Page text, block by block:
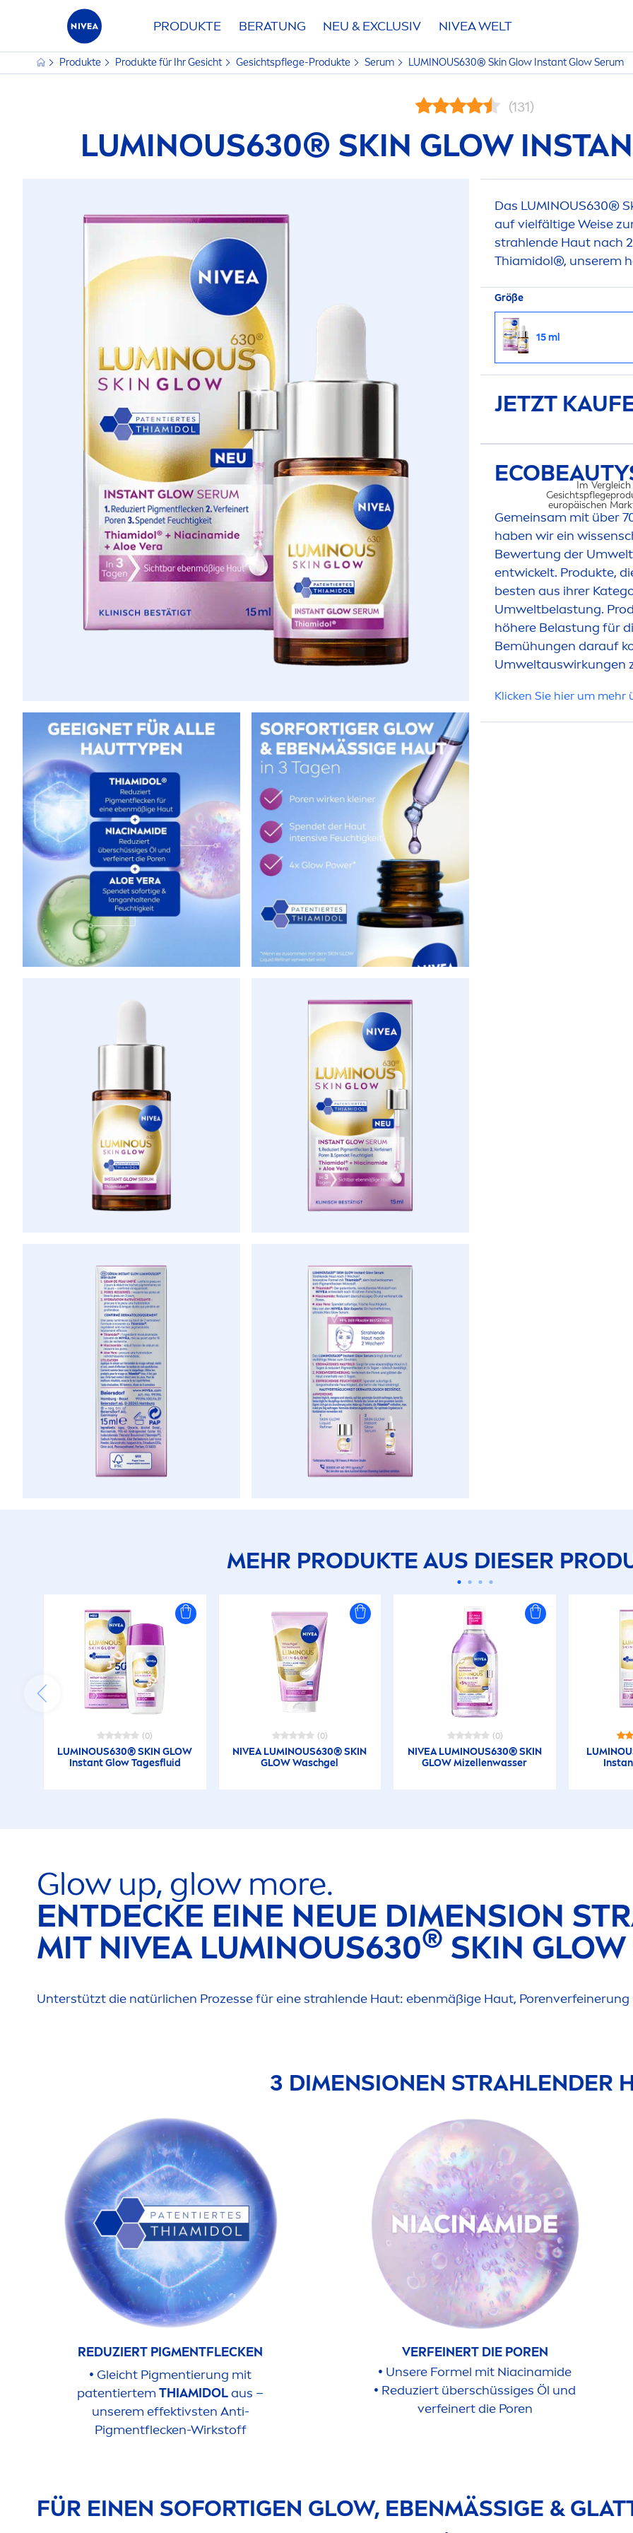
PRODUKTE BERATUNG NEU & EXCLUSIV NIVEAWELT
Produkte Produkte für Ihr Gesicht Gesichtspflege-Produkte Serum LUMINOUS630® SkinGlow Instant Glow Serum
(131)
LUMINOUS630® SKIN GLOW
Das LUMINOUS630®
auf vielfältige Weise
strahlende Haut nach
Thiamidol®, unserem
Größe
15 ml
JETZT
ECOBEAUTY
Im
europäischen
Gemeinsam mit über
haben wir ein
Bewertung der
entwickelt. Produkte,
besten aus ihrer
Umweltbelastung.
höhere Belastung für
Bemühungen darauf
Umweltauswirkungen
Klicken Sie hier um mehr
MEHR PRODUKTE AUS DIESER
(0)
LUMINOUS630®SKINGLOW
Instant Glow Tagesfluid
(0)
NIVEA LUMINOUS630®SKIN
GLOW Waschgel
(0)
NIVEA LUMINOUS630®SKIN
GLOW Mizellenwasser
Glow up, glow more.
ENTDECKE EINE NEUE DIMENSION
MIT NIVEA LUMINOUS630® SKIN
Unterstützt die natürlichen Prozesse für eine strahlende Haut: ebenmäßige Haut,
3 DIMENSIONEN STRAHLENDER
REDUZIERT PIGMENTFLECKEN
• Gleicht Pigmentierung mit
patentiertem THIAMIDOLaus –
unserem effektivsten Anti-
Pigmentflecken-Wirkstoff
VERFEINERT DIE POREN
• Unsere Formel mit Niacinamide
• Reduziert überschüssiges Öl und
verfeinert die Poren
FÜR EINEN SOFORTIGEN GLOW, EBENMÄSSIGE &